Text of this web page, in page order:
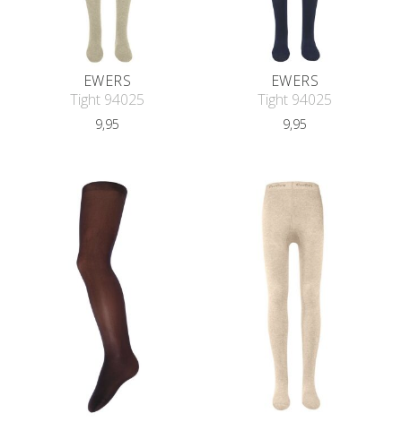
EWERS
Tight 94025
9,95
EWERS
Tight 94025
9,95